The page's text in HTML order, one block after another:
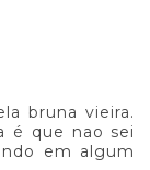
bruna vieira.
é que nao sei
em algum